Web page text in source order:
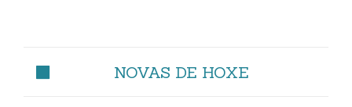
NOVAS DE HOXE